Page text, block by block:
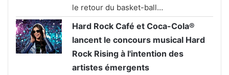
le retour du basket-ball…
Hard Rock Café et Coca-Cola®
lancent le concours musical Hard
Rock Rising à l'intention des
artistes émergents